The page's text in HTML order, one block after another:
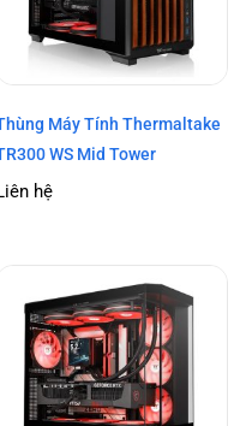
Máy Tính Thermaltake
WS Mid Tower
hệ